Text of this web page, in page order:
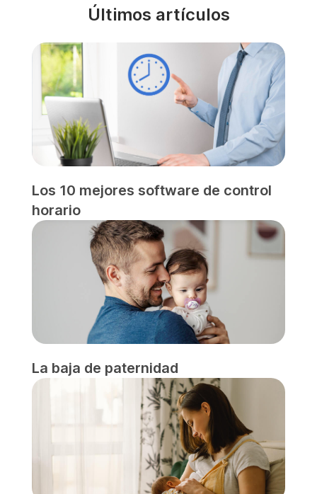
Últimos artículos
Los 10 mejores software de control
horario
La baja de paternidad